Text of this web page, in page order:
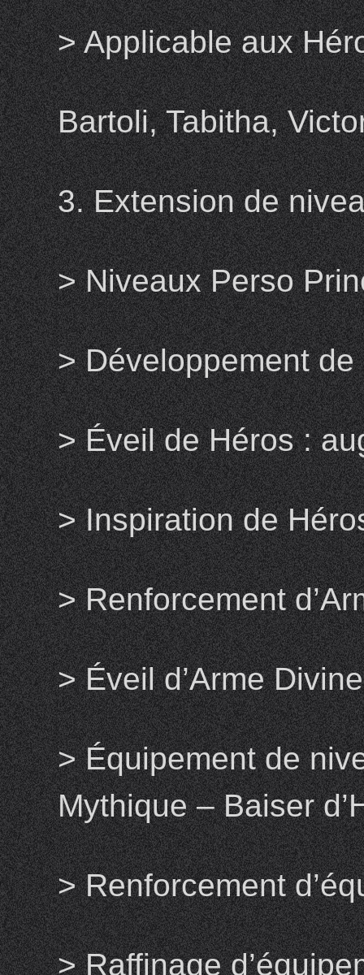
> Applicable aux
Bartoli, Tabitha,
3. Extension de
> Niveaux Perso
> Développement
> Éveil de Héros :
> Inspiration de
> Renforcement
> Éveil d’Arme
> Équipement de
Mythique – Baiser
> Renforcement
> Raffinage